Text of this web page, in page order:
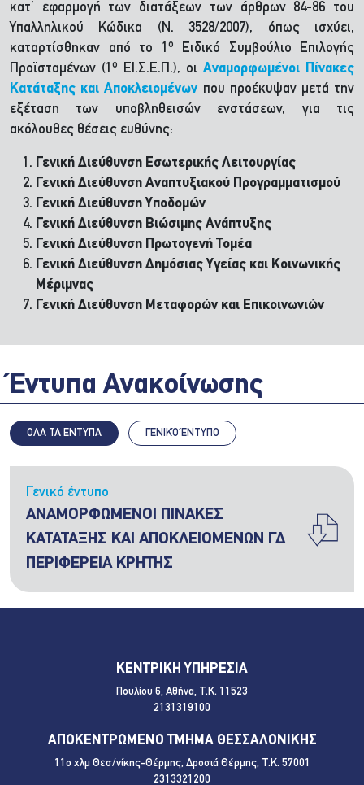
κατ’ εφαρμογή των διατάξεων των άρθρων 84-86 του
Υπαλληλικού Κώδικα (Ν. 3528/2007), όπως ισχύει,
καταρτίσθηκαν από το 1 ο
Ειδικό Συμβούλιο Επιλογής
Προϊσταμένων (1 ο ΕΙ.Σ.Ε.Π.), οι Αναμορφωμένοι Πίνακες
Κατάταξης και Αποκλειομένων που προέκυψαν μετά την
εξέταση των υποβληθεισών ενστάσεων, για τις
ακόλουθες θέσεις ευθύνης:
Γενική Διεύθυνση Εσωτερικής Λειτουργίας
Γενική Διεύθυνση Αναπτυξιακού Προγραμματισμού
Γενική Διεύθυνση Υποδομών
Γενική Διεύθυνση Βιώσιμης Ανάπτυξης
Γενική Διεύθυνση Πρωτογενή Τομέα
Γενική Διεύθυνση Δημόσιας Υγείας και Κοινωνικής
Μέριμνας
Γενική Διεύθυνση Μεταφορών και Επικοινωνιών
Έντυπα Ανακοίνωσης
ΟΛΑ ΤΑ ΕΝΤΥΠΑ ΓΕΝΙΚΌ ΈΝΤΥΠΟ
Γενικό έντυπο
ΑΝΑΜΟΡΦΩΜΕΝΟΙ ΠΙΝΑΚΕΣ
ΚΑΤΑΤΑΞΗΣ ΚΑΙ ΑΠΟΚΛΕΙΟΜΕΝΩΝ ΓΔ
ΠΕΡΙΦΕΡΕΙΑ ΚΡΗΤΗΣ
ΚΕΝΤΡΙΚΗ ΥΠΗΡΕΣΙΑ
Πουλίου 6, Αθήνα, Τ.Κ. 11523
2131319100
ΑΠΟΚΕΝΤΡΩΜΕΝΟ ΤΜΗΜΑ ΘΕΣΣΑΛΟΝΙΚΗΣ
11ο χλμ Θεσ/νίκης-Θέρμης, Δροσιά Θέρμης, Τ.Κ. 57001
2313321200